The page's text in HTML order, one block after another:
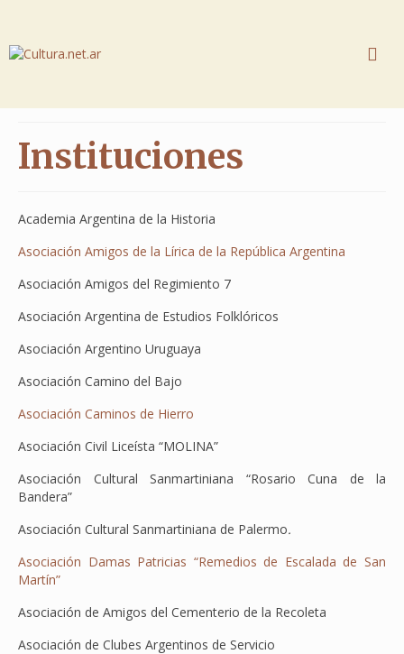
Instituciones
Academia Argentina de la Historia
Asociación Amigos de la Lírica de la República Argentina
Asociación Amigos del Regimiento 7
Asociación Argentina de Estudios Folklóricos
Asociación Argentino Uruguaya
Asociación Camino del Bajo
Asociación Caminos de Hierro
Asociación Civil Liceísta “MOLINA”
Asociación Cultural Sanmartiniana “Rosario Cuna de la
Bandera”
Asociación Cultural Sanmartiniana de Palermo.
Asociación Damas Patricias “Remedios de Escalada de San
Martín”
Asociación de Amigos del Cementerio de la Recoleta
Asociación de Clubes Argentinos de Servicio